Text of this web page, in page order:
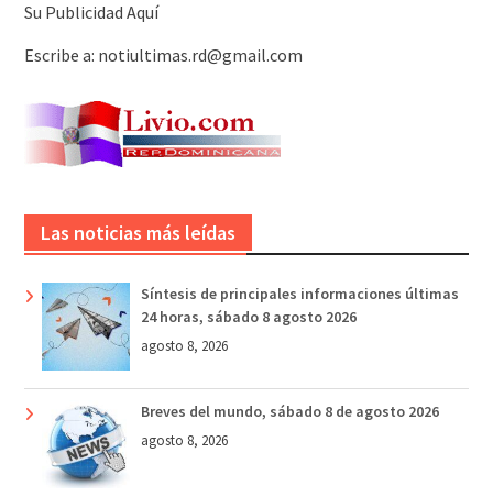
Su Publicidad Aquí
Escribe a: notiultimas.rd@gmail.com
Las noticias más leídas
Síntesis de principales informaciones últimas
24 horas, sábado 8 agosto 2026
agosto 8, 2026
Breves del mundo, sábado 8 de agosto 2026
agosto 8, 2026